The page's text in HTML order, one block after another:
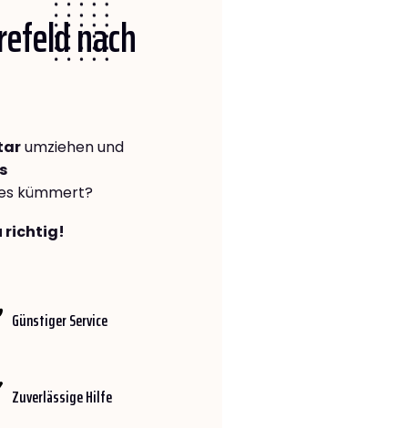
nach
umziehen und
kümmert?
richtig!
Günstiger Service
Zuverlässige Hilfe